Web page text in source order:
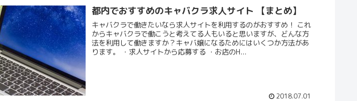
都内でおすすめのキャバクラ求人サイト 【まとめ】
キャバクラで働きたいなら求人サイトを利用するのがおすすめ！ これ
からキャバクラで働こうと考えてる人もいると思いますが、どんな方
法を利用して働きますか？キャバ嬢になるためにはいくつか方法があ
ります。 ・求人サイトから応募する ・お店のH...
2018.07.01